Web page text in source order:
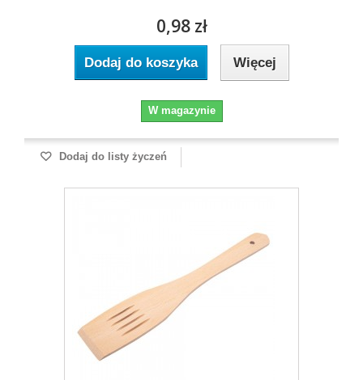
0,98 zł
Dodaj do koszyka Więcej
W magazynie
Dodaj do listy życzeń